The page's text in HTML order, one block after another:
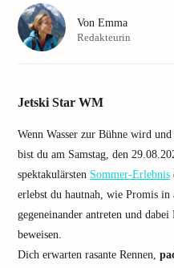
Jetski Star WM
Wenn Wasser zur Bühne wird und
bist du am Samstag, den
spektakulärsten Sommer-Erlebnis
erlebst du hautnah, wie Promis in
gegeneinander antreten und
beweisen.
Dich erwarten rasante Rennen,
Von Emma
Redakteurin